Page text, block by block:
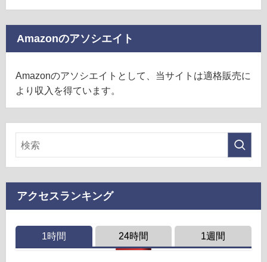
Amazonのアソシエイト
Amazonのアソシエイトとして、当サイトは適格販売に
より収入を得ています。
アクセスランキング
1時間 24時間 1週間